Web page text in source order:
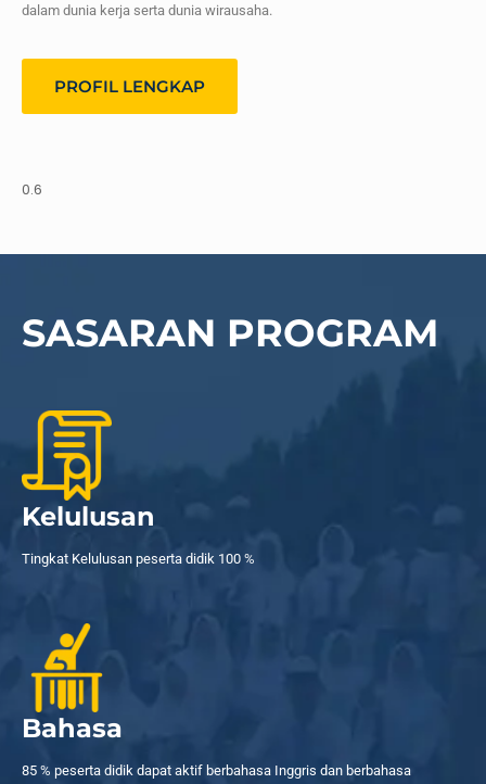
dalam dunia kerja serta dunia wirausaha.
PROFIL LENGKAP
SASARAN PROGRAM
Kelulusan
Tingkat Kelulusan peserta didik 100 %
Bahasa
85 % peserta didik dapat aktif berbahasa Inggris dan berbahasa